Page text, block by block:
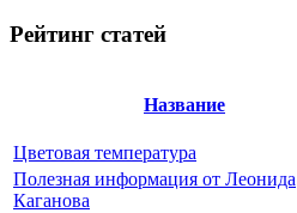
Рейтинг статей
Название
Цветовая температура
Полезная информация от Леонида
Каганова